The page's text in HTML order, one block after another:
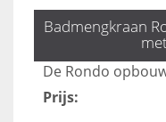
Badmengkraan
Prijs: